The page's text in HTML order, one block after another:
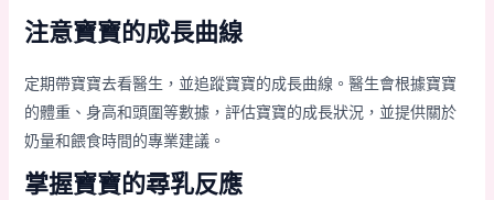
注意寶寶的成長曲線
定期帶寶寶去看醫生，並追蹤寶寶的成長曲線。醫生會根據寶寶
的體重、身高和頭圍等數據，評估寶寶的成長狀況，並提供關於
奶量和餵食時間的專業建議。
掌握寶寶的尋乳反應